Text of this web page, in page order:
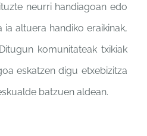
neurri handiagoan edo
ia altuera handiko eraikinak,
Ditugun komunitateak txikiak
eskatzendigu etxebizitza
batzuen aldean.